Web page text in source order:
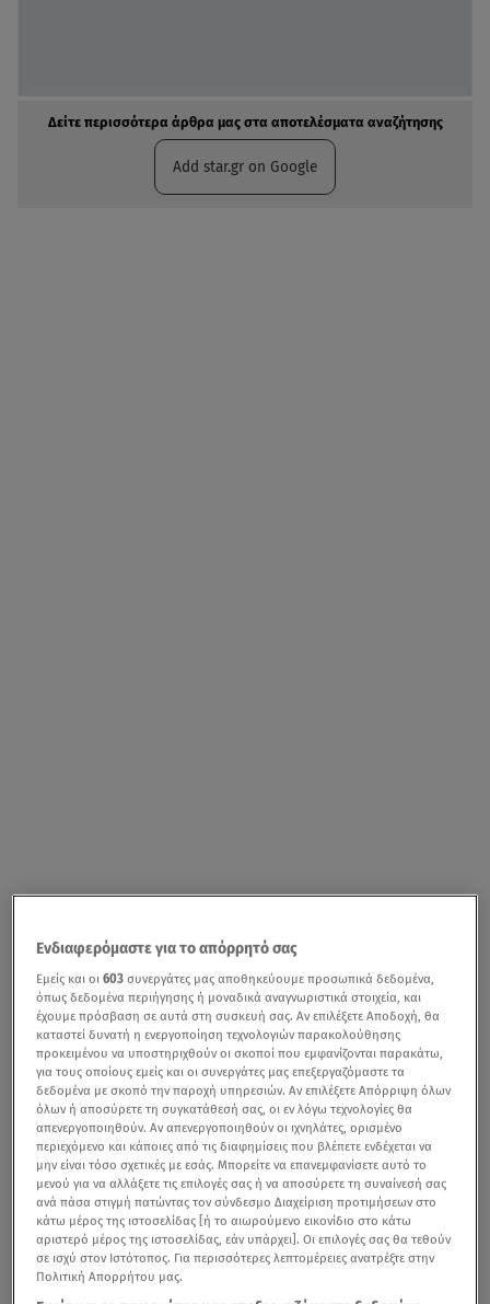
Δείτε περισσότερα άρθρα μας στα αποτελέσματα αναζήτησης
Add star.gr on Google
Ενδιαφερόμαστε για το απόρρητό σας
Εμείς και οι603 συνεργάτες μας αποθηκεύουμε προσωπικά δεδομένα,
όπως δεδομένα περιήγησης ή μοναδικά αναγνωριστικά στοιχεία, και
έχουμε πρόσβαση σε αυτά στη συσκευή σας. Αν επιλέξετε Αποδοχή, θα
καταστεί δυνατή η ενεργοποίηση τεχνολογιών παρακολούθησης
προκειμένου να υποστηριχθούν οι σκοποί που εμφανίζονται παρακάτω,
για τους οποίους εμείς και οι συνεργάτες μας επεξεργαζόμαστε τα
δεδομένα με σκοπό την παροχή υπηρεσιών. Αν επιλέξετε Απόρριψη όλων
όλων ή αποσύρετε τη συγκατάθεσή σας, οι εν λόγω τεχνολογίες θα
απενεργοποιηθούν. Αν απενεργοποιηθούν οι ιχνηλάτες, ορισμένο
περιεχόμενο και κάποιες από τις διαφημίσεις που βλέπετε ενδέχεται να
μην είναι τόσο σχετικές με εσάς. Μπορείτε να επανεμφανίσετε αυτό το
μενού για να αλλάξετε τις επιλογές σας ή να αποσύρετε τη συναίνεσή σας
ανά πάσα στιγμή πατώντας τον σύνδεσμο Διαχείριση προτιμήσεων στο
κάτω μέρος της ιστοσελίδας [ή το αιωρούμενο εικονίδιο στο κάτω
αριστερό μέρος της ιστοσελίδας, εάν υπάρχει]. Οι επιλογές σας θα τεθούν
σε ισχύ στον Ιστότοπος. Για περισσότερες λεπτομέρειες ανατρέξτε στην
Πολιτική Απορρήτου μας.